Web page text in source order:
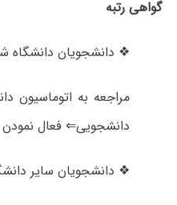
گواهی رتبه
❖ دانشجویان دانشگاه
مراجعه به اتوماسیون
دانشجویی⇐ فعال نمودن
❖ دانشجویان سایر